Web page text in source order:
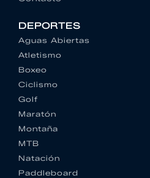
DEPORTES
Aguas Abiertas
Atletismo
Boxeo
Ciclismo
Golf
Maratón
Montaña
MTB
Natación
Paddleboard